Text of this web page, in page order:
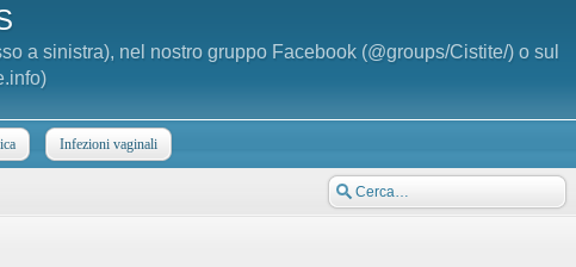
a sinistra), nel nostro gruppo Facebook (@groups/Cistite/) o sul
Infezioni vaginali